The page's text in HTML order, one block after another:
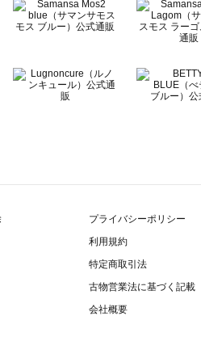
プライバシーポリシー
利用規約
特定商取引法
古物営業法に基づく記載
会社概要